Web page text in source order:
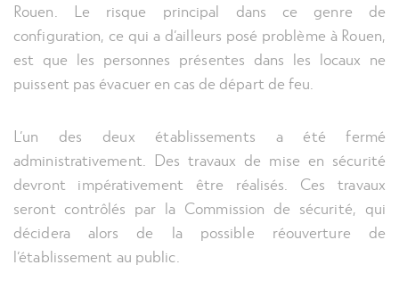
Rouen. Le risque principal dans ce genre de
configuration, ce qui a d’ailleurs posé problème à Rouen,
est que les personnes présentes dans les locaux ne
puissent pas évacuer en cas de départ de feu.
L’un des deux établissements a été fermé
administrativement. Des travaux de mise en sécurité
devront impérativement être réalisés. Ces travaux
seront contrôlés par la Commission de sécurité, qui
décidera alors de la possible réouverture de
l’établissement au public.